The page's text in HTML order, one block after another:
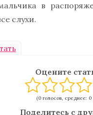
в
слухи.
Оцените
(0 голосов, среднее: 0
Поделитесь с